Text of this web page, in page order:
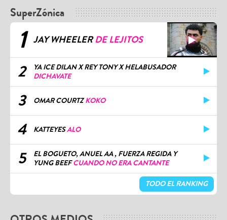
SuperZónica
1 JAY WHEELERDE LEJITOS
2
YA ICE DILAN X REY TONY X HELABUSADOR
DICHAVATE
3 OMAR COURTZKOKO
4 KATTEYESALO
5
EL BOGUETO, ANUEL AA , FUERZA REGIDA Y
YUNG BEEFCUANDO NO ERA CANTANTE
TODO EL RANKING